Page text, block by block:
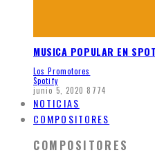
MUSICA POPULAR EN
Los Promotores
Spotify
junio 5, 2020 8774
NOTICIAS
COMPOSITORES
COMPOSITORES